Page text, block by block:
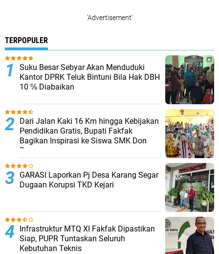
'Advertisement'
TERPOPULER
Suku Besar Sebyar Akan Menduduki
Kantor DPRK Teluk Bintuni Bila Hak DBH
10 ℅ Diabaikan
Dari Jalan Kaki 16 Km hingga Kebijakan
Pendidikan Gratis, Bupati Fakfak
Bagikan Inspirasi ke Siswa SMK Don
Bosco
GARASI Laporkan Pj Desa Karang Segar
Dugaan Korupsi TKD Kejari ‎
Infrastruktur MTQ XI Fakfak Dipastikan
Siap, PUPR Tuntaskan Seluruh
Kebutuhan Teknis